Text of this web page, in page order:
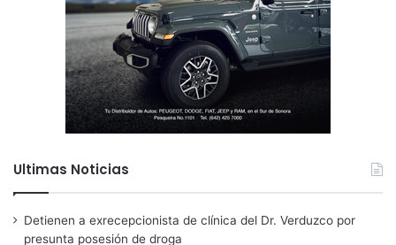
Ultimas Noticias
Detienen a exrecepcionista de clínica del Dr. Verduzco por
presunta posesión de droga